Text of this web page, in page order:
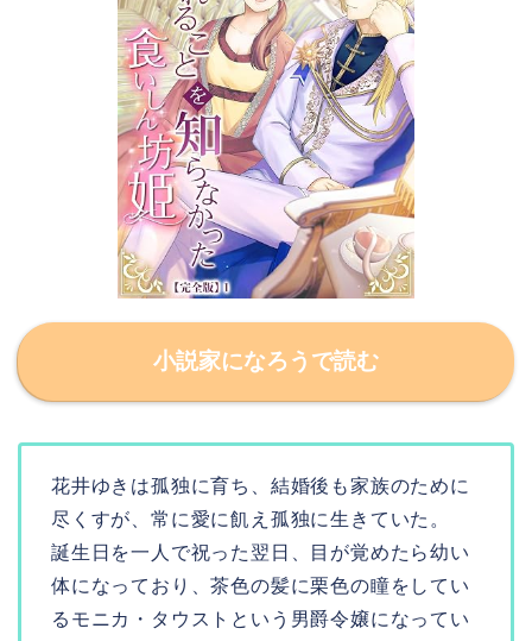
小説家になろうで読む
花井ゆきは孤独に育ち、結婚後も家族のために
尽くすが、常に愛に飢え孤独に生きていた。
誕生日を一人で祝った翌日、目が覚めたら幼い
体になっており、茶色の髪に栗色の瞳をしてい
るモニカ・タウストという男爵令嬢になってい